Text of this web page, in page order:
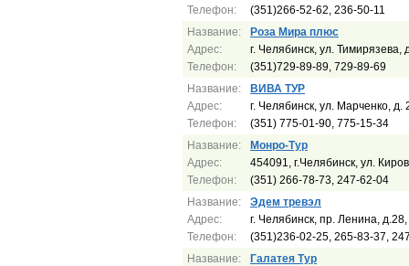
Телефон:
(351)266-52-62, 236-50-11
Название:
Адрес:
Телефон:
Роза Мира плюс
г. Челябинск, ул.
(351)729-89-89, 729-89-69
Название:
Адрес:
Телефон:
ВИВА ТУР
г. Челябинск, ул. Марченко,
(351) 775-01-90, 775-15-34
Название:
Адрес:
Телефон:
Монро-Тур
454091, г.Челябинск, ул.
(351) 266-78-73, 247-62-04
Название:
Адрес:
Телефон:
Эдем тревэл
г. Челябинск, пр. Ленина,
(351)236-02-25, 265-83-37,
Название:
Галатея Тур